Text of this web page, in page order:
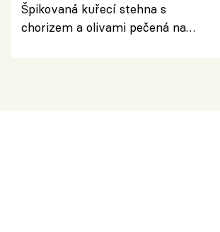
Špikovaná kuřecí stehna s
chorizem a olivami pečená na